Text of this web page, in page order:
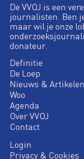
De VVOJ is een
journalisten. Ben
maar wil je onze
donateur.
Definitie
De Loep
Nieuws & Artikelen
Woo
Agenda
Over VVOJ
Contact
Login
Privacy & Cookies